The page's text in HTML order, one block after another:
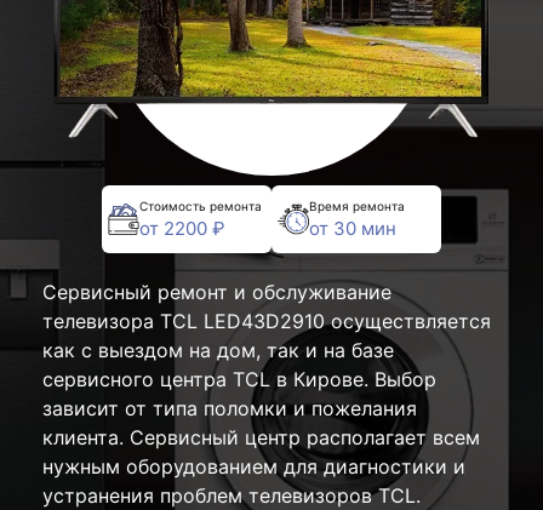
Стоимость ремонта
от 2200 ₽
Время ремонта
от 30 мин
Сервисный ремонт и обслуживание
телевизора TCL LED43D2910 осуществляется
как с выездом на дом, так и на базе
сервисного центра TCL в Кирове. Выбор
зависит от типа поломки и пожелания
клиента. Сервисный центр располагает всем
нужным оборудованием для диагностики и
устранения проблем телевизоров TCL.